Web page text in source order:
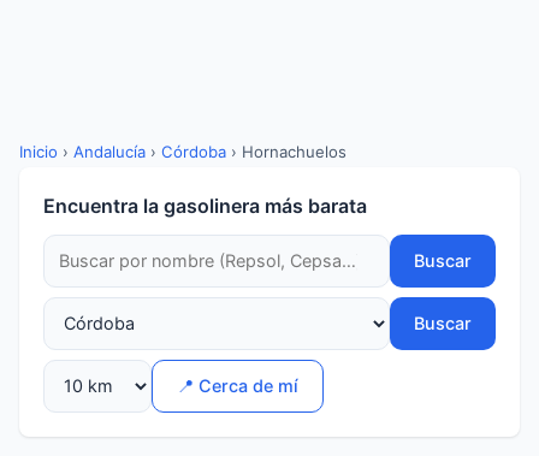
Inicio › Andalucía › Córdoba › Hornachuelos
Encuentra la gasolinera más barata
Buscar
Buscar
📍 Cerca de mí